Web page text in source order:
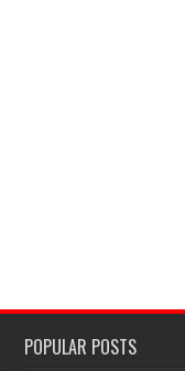
POPULAR POSTS